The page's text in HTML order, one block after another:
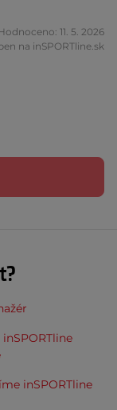
11. 5. 2026
na inSPORTline.sk
inSPORTline